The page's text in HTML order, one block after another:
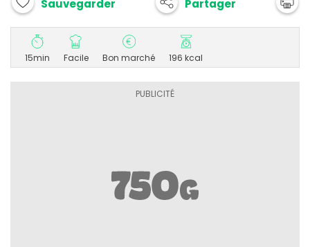
Sauvegarder Partager
15min Facile Bon marché 196 kcal